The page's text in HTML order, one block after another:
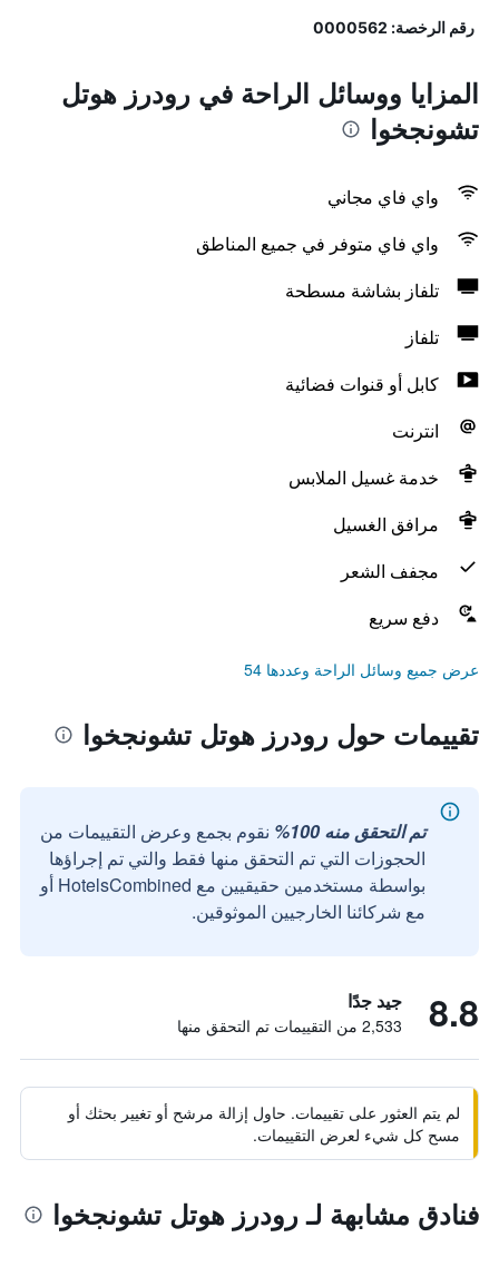
رقم الرخصة: 0000562
المزايا ووسائل الراحة في رودرز هوتل
تشونجخوا
واي فاي مجاني
واي فاي متوفر في جميع المناطق
تلفاز بشاشة مسطحة
تلفاز
كابل أو قنوات فضائية
انترنت
خدمة غسيل الملابس
مرافق الغسيل
مجفف الشعر
دفع سريع
عرض جميع وسائل الراحة وعددها 54
تقييمات حول رودرز هوتل تشونجخوا
تم التحقق منه 100%
نقوم بجمع وعرض التقييمات من
الحجوزات التي تم التحقق منها فقط والتي تم إجراؤها
بواسطة مستخدمين حقيقيين مع HotelsCombined أو
مع شركائنا الخارجيين الموثوقين.
8.8 جيد جدًا
2,533 من التقييمات تم التحقق منها
لم يتم العثور على تقييمات. حاول إزالة مرشح أو تغيير بحثك أو
مسح كل شيء لعرض التقييمات.
فنادق مشابهة لـ رودرز هوتل تشونجخوا